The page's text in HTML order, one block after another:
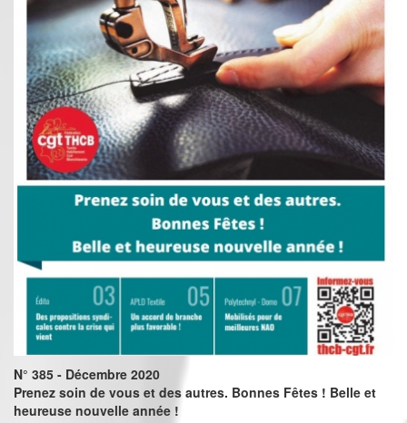
N° 385 - Décembre 2020
Prenez soin de vous et des autres. Bonnes Fêtes ! Belle et
heureuse nouvelle année !